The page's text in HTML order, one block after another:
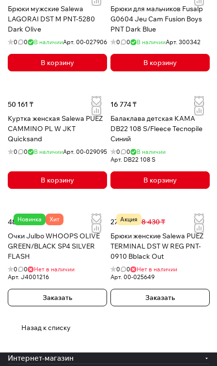
Брюки мужские Salewa
LAGORAI DST M PNT-5280
Dark Olive
0 0 В наличииАрт. 00-027906
В корзину
Брюки для мальчиков Fusalp
G0604 Jeu Cam Fusion Boys
PNT Dark Blue
0 0 В наличииАрт. 300342
В корзину
50 161 ₸
Куртка женская Salewa PUEZ
CAMMINO PL W JKT
Quicksand
0 0 В наличииАрт. 00-029095
В корзину
16 774 ₸
Балаклава детская КАМА
DB22 108 S/Fleece Tecnopile
Синий
0 0
В наличии
Арт. DB22 108 S
В корзину
Новинка Хит
48 871 ₸
Очки Julbo WHOOPS OLIVE
GREEN/BLACK SP4 SILVER
FLASH
0 0
Нет в наличии
Арт. J4001216
Заказать
Акция
27 677 ₸ 68 430 ₸
Брюки женские Salewa PUEZ
TERMINAL DST W REG PNT-
0910 Bblack Out
0 0
Нет в наличии
Арт. 00-025649
Заказать
Назад к списку
Интернет-магазин